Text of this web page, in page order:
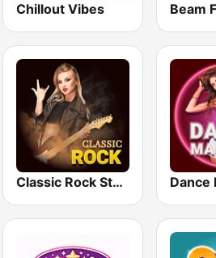
Chillout Vibes
Classic Rock Station Dance